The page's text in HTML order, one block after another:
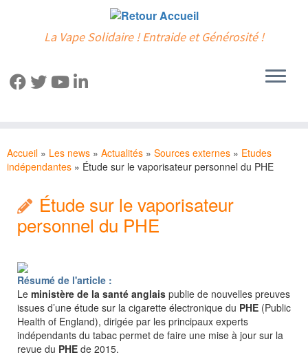
au
contenu
La Vape Solidaire ! Entraide et Générosité !
Accueil » Les news » Actualités » Sources externes » Etudes
indépendantes » Étude sur le vaporisateur personnel du PHE
Étude sur le vaporisateur
personnel du PHE
Résumé de l'article :
Le ministère de la santé anglais publie de nouvelles preuves
issues d’une étude sur la cigarette électronique du PHE (Public
Health of England), dirigée par les principaux experts
indépendants du tabac permet de faire une mise à jour sur la
revue du PHE de 2015.